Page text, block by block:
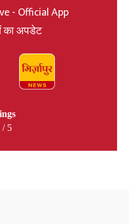
- Official App
का अपडेट
/ 5